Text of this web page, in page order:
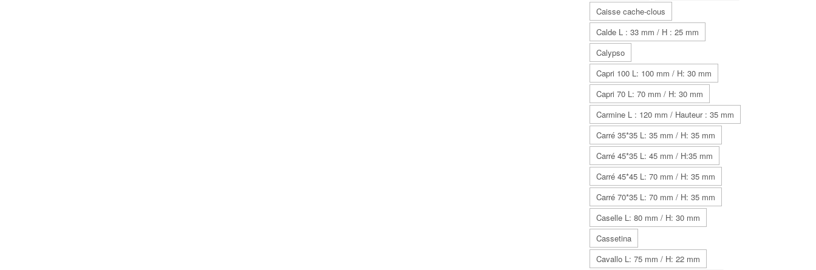
Caisse cache-clous
Calde L : 33 mm / H : 25 mm
Calypso
Capri 100 L: 100 mm / H: 30 mm
Capri 70 L: 70 mm / H: 30 mm
Carmine L : 120 mm / Hauteur : 35 mm
Carré 35*35 L: 35 mm / H: 35 mm
Carré 45*35 L: 45 mm / H:35 mm
Carré 45*45 L: 70 mm / H: 35 mm
Carré 70*35 L: 70 mm / H: 35 mm
Caselle L: 80 mm / H: 30 mm
Cassetina
Cavallo L: 75 mm / H: 22 mm